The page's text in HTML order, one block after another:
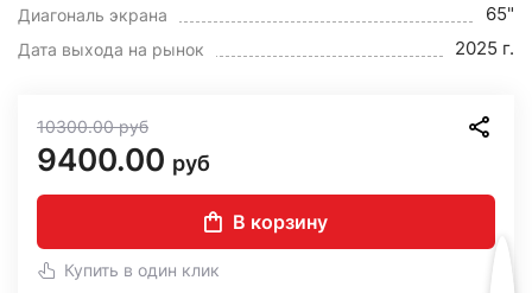
Диагональ экрана 65"
Дата выхода на рынок 2025 г.
10300.00руб
9400.00 руб
В корзину
Купить в один клик